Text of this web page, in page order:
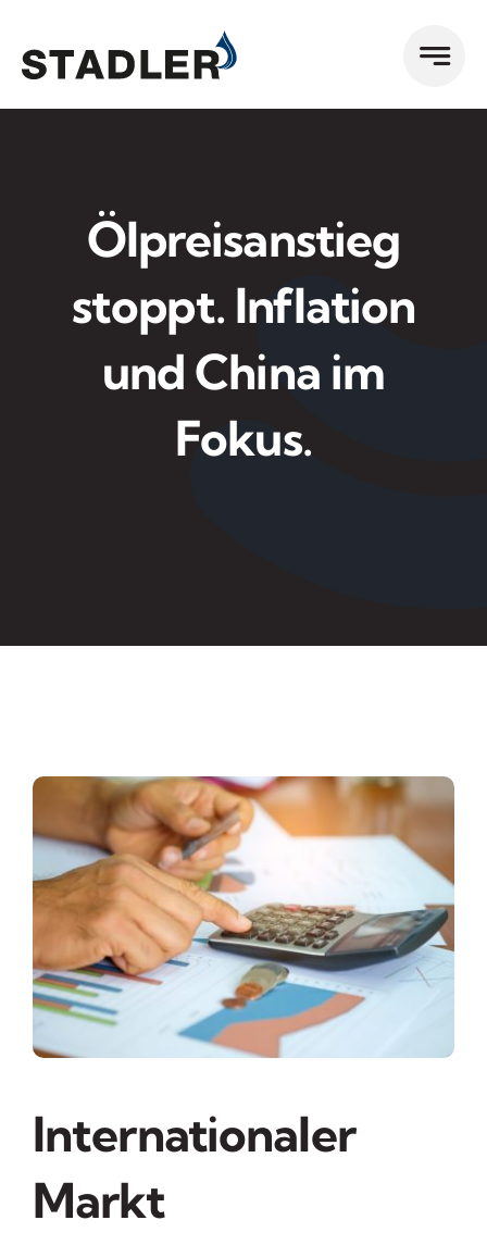
Inhalt
springen
Ölpreisanstieg
stoppt. Inflation
und China im
Fokus.
Internationaler
Markt